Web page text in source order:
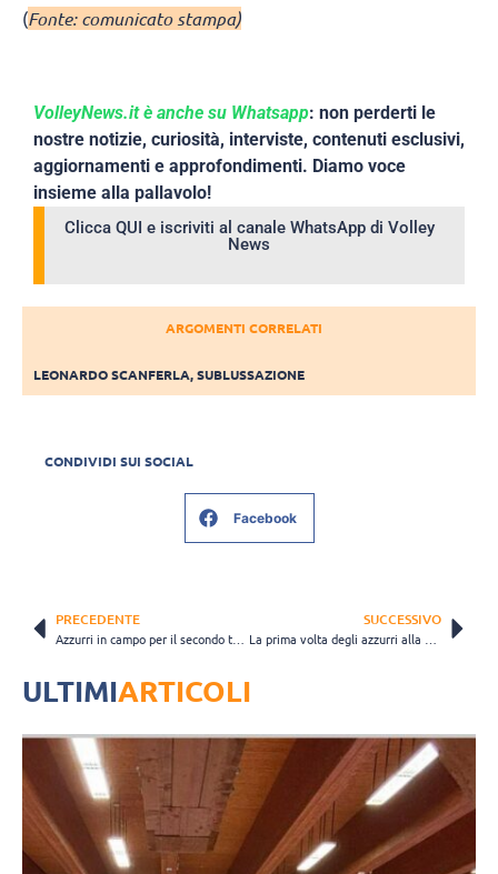
(Fonte: comunicato stampa)
VolleyNews.it è anche su Whatsapp: non perderti le
nostre notizie, curiosità, interviste, contenuti esclusivi,
aggiornamenti e approfondimenti. Diamo voce
insieme alla pallavolo!
Clicca QUI e iscriviti al canale WhatsApp di Volley
News
ARGOMENTI CORRELATI
LEONARDO SCANFERLA,SUBLUSSAZIONE
CONDIVIDI SUI SOCIAL
Facebook
PRECEDENTE SUCCESSIVO
ULTIMIARTICOLI